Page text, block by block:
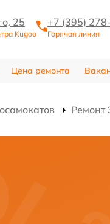
25
Kugoo
+7 (395)
Горячая линия
Цена ремонта
Ремонт